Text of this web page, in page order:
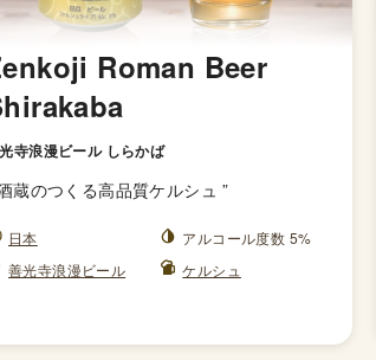
Roman Beer
寺浪漫ビール しらかば
蔵のつくる高品質ケルシュ ”
日本
アルコール度数 5%
善光寺浪漫ビール
ケルシュ